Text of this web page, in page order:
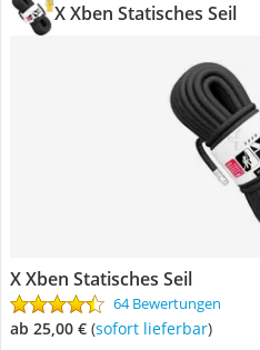
X Xben Statisches Seil
X Xben Statisches Seil
64 Bewertungen
ab 25,00 € ( Sofort lieferbar)